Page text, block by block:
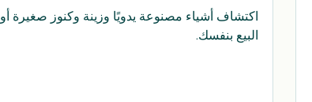
اكتشاف أشياء مصنوعة يدويًا وزينة وكنوز صغيرة أو
البيع بنفسك.